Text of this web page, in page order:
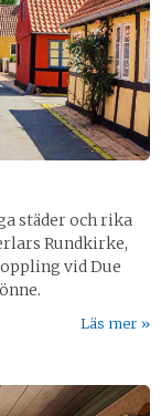
städer och rika
Rundkirke,
vid Due
Läs mer